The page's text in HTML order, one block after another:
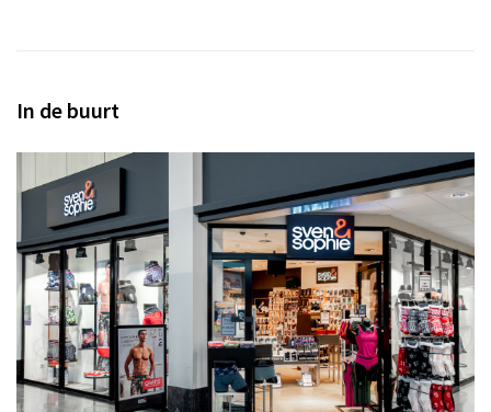
In de buurt